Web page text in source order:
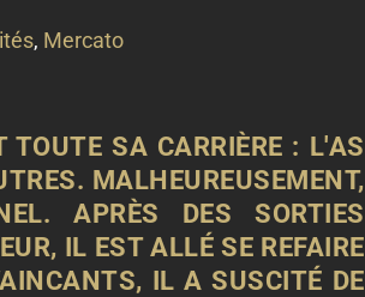
, Mercato
SA CARRIÈRE : L'AS
MALHEUREUSEMENT,
APRÈS DES SORTIES
IL EST ALLÉ SE REFAIRE
IL A SUSCITÉ DE